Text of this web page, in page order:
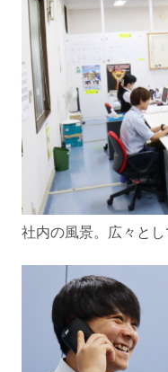
社内の風景。広々とし